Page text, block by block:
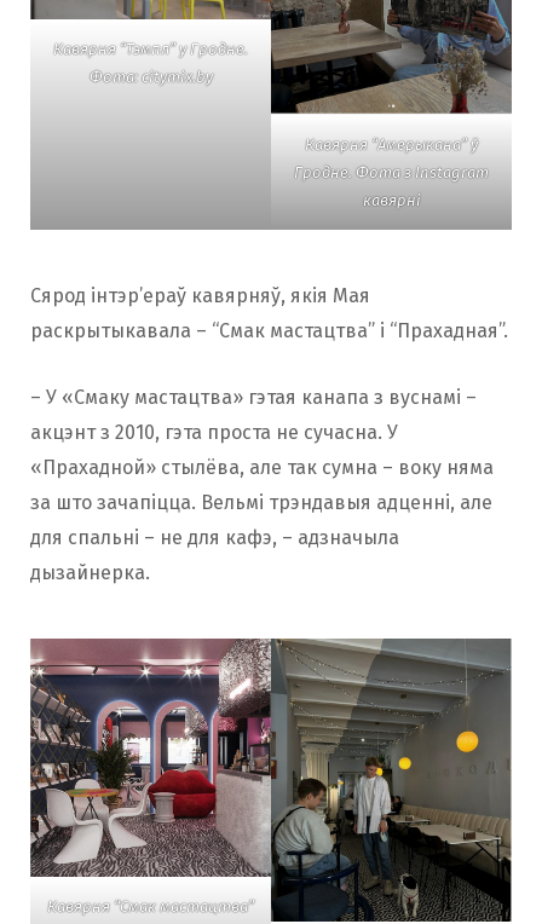
Кавярня “Тэмпл” у Гродне.
Фота: citymix.by
Кавярня “Амерыкана” ў
Гродне. Фота з Instagram
кавярні
Сярод інтэр’ераў кавярняў, якія Мая
раскрытыкавала – “Смак мастацтва” і “Прахадная”.
– У «Смаку мастацтва» гэтая канапа з вуснамі –
акцэнт з 2010, гэта проста не сучасна. У
«Прахадной» стылёва, але так сумна – воку няма
за што зачапіцца. Вельмі трэндавыя адценні, але
для спальні – не для кафэ, – адзначыла
дызайнерка.
Кавярня “Смак мастацтва”